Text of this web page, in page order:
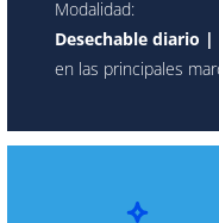
Modalidad:
Desechable diario
en las principales